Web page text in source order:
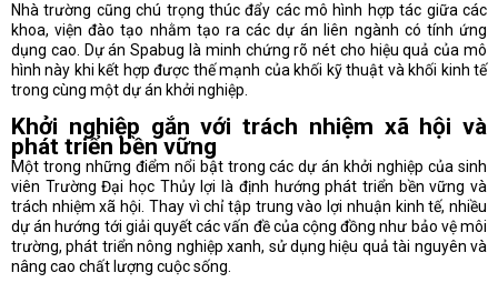
Nhà trường cũng chú trọng thúc đẩy các mô hình hợp tác giữa các
khoa, viện đào tạo nhằm tạo ra các dự án liên ngành có tính ứng
dụng cao. Dự án Spabug là minh chứng rõ nét cho hiệu quả của mô
hình này khi kết hợp được thế mạnh của khối kỹ thuật và khối kinh tế
trong cùng một dự án khởi nghiệp.
Khởi nghiệp gắn với trách nhiệm xã hội và
phát triển bền vững
Một trong những điểm nổi bật trong các dự án khởi nghiệp của sinh
viên Trường Đại học Thủy lợi là định hướng phát triển bền vững và
trách nhiệm xã hội. Thay vì chỉ tập trung vào lợi nhuận kinh tế, nhiều
dự án hướng tới giải quyết các vấn đề của cộng đồng như bảo vệ môi
trường, phát triển nông nghiệp xanh, sử dụng hiệu quả tài nguyên và
nâng cao chất lượng cuộc sống.